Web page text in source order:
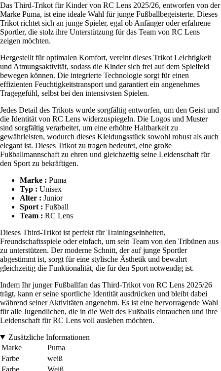
Das Third-Trikot für Kinder von RC Lens 2025/26, entworfen von der
Marke Puma, ist eine ideale Wahl für junge Fußballbegeisterte. Dieses
Trikot richtet sich an junge Spieler, egal ob Anfänger oder erfahrene
Sportler, die stolz ihre Unterstützung für das Team von RC Lens
zeigen möchten.
Hergestellt für optimalen Komfort, vereint dieses Trikot Leichtigkeit
und Atmungsaktivität, sodass die Kinder sich frei auf dem Spielfeld
bewegen können. Die integrierte Technologie sorgt für einen
effizienten Feuchtigkeitstransport und garantiert ein angenehmes
Tragegefühl, selbst bei den intensivsten Spielen.
Jedes Detail des Trikots wurde sorgfältig entworfen, um den Geist und
die Identität von RC Lens widerzuspiegeln. Die Logos und Muster
sind sorgfältig verarbeitet, um eine erhöhte Haltbarkeit zu
gewährleisten, wodurch dieses Kleidungsstück sowohl robust als auch
elegant ist. Dieses Trikot zu tragen bedeutet, eine große
Fußballmannschaft zu ehren und gleichzeitig seine Leidenschaft für
den Sport zu bekräftigen.
Marke : Puma
Typ : Unisex
Alter : Junior
Sport : Fußball
Team : RC Lens
Dieses Third-Trikot ist perfekt für Trainingseinheiten,
Freundschaftsspiele oder einfach, um sein Team von den Tribünen aus
zu unterstützen. Der moderne Schnitt, der auf junge Sportler
abgestimmt ist, sorgt für eine stylische Ästhetik und bewahrt
gleichzeitig die Funktionalität, die für den Sport notwendig ist.
Indem Ihr junger Fußballfan das Third-Trikot von RC Lens 2025/26
trägt, kann er seine sportliche Identität ausdrücken und bleibt dabei
während seiner Aktivitäten angenehm. Es ist eine hervorragende Wahl
für alle Jugendlichen, die in die Welt des Fußballs eintauchen und ihre
Leidenschaft für RC Lens voll ausleben möchten.
Zusätzliche Informationen
Marke
Puma
Farbe
weiß
Farbe
Weiß